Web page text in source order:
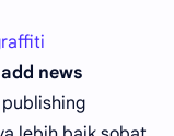
add news